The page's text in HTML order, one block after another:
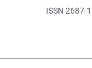
ISSN 2687-